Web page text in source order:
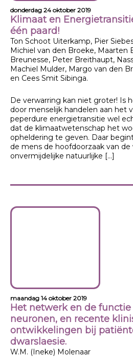
donderdag 24 oktober 2019
Klimaat en
één paard!
Ton Schoot Uiterkamp, Pier
Michiel van den Broeke, Maarten
Breunesse, Peter Breithaupt,
Machiel Mulder, Margo van den
en Cees Smit Sibinga.
De verwarring kan niet groter! Is
door menselijk handelen aan het
peperdure energietransitie wel
dat de klimaatwetenschap het
opheldering te geven. Daar
de mens de hoofdoorzaak van
onvermijdelijke natuurlijke […]
maandag 14 oktober 2019
Het netwerk en de
neuronen, en recente
ontwikkelingen bij
dwarslaesie.
W.M. (Ineke) Molenaar